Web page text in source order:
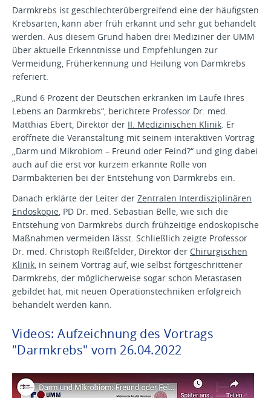
Darmkrebs ist geschlechterübergreifend eine der häufigsten
Krebsarten, kann aber früh erkannt und sehr gut behandelt
werden. Aus diesem Grund haben drei Mediziner der UMM
über aktuelle Erkenntnisse und Empfehlungen zur
Vermeidung, Früherkennung und Heilung von Darmkrebs
referiert.
„Rund 6 Prozent der Deutschen erkranken im Laufe ihres
Lebens an Darmkrebs“, berichtete Professor Dr. med.
Matthias Ebert, Direktor der II. Medizinischen Klinik . Er
eröffnete die Veranstaltung mit seinem interaktiven Vortrag
„Darm und Mikrobiom – Freund oder Feind?“ und ging dabei
auch auf die erst vor kurzem erkannte Rolle von
Darmbakterien bei der Entstehung von Darmkrebs ein.
Danach erklärte der Leiter der Zentralen Interdisziplinären
Endoskopie, PD Dr. med. Sebastian Belle, wie sich die
Entstehung von Darmkrebs durch frühzeitige endoskopische
Maßnahmen vermeiden lässt. Schließlich zeigte Professor
Dr. med. Christoph Reißfelder, Direktor der Chirurgischen
Klinik, in seinem Vortrag auf, wie selbst fortgeschrittener
Darmkrebs, der möglicherweise sogar schon Metastasen
gebildet hat, mit neuen Operationstechniken erfolgreich
behandelt werden kann.
Videos: Aufzeichnung des Vortrags
"Darmkrebs" vom 26.04.2022